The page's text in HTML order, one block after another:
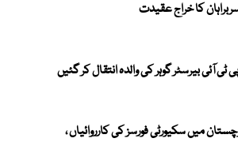
کا خراج عقیدت
ٹی آئی بیرسٹر گوہر کی والدہ انتقال کر گئیں
میں سکیورٹی فورسز کی کارروائیاں ،